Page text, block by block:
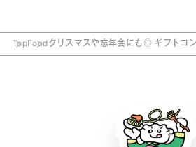
TopFood クリスマスや忘年会にも◎ ギフトコ